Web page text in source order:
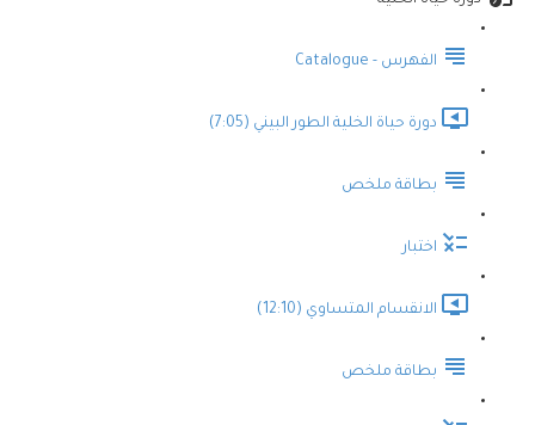
الفهرس - Catalogue
دورة حياة الخلية الطور البيني (7:05)
بطاقة ملخص
اختبار
الانقسام المتساوي (12:10)
بطاقة ملخص